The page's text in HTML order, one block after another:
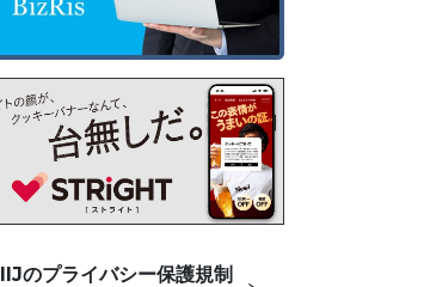
IIJのプライバシー保護規制